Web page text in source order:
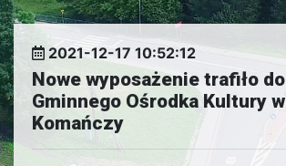
2021-12-17 10:52:12
Nowe wyposażenie trafiło do
Gminnego Ośrodka Kultury w
Komańczy